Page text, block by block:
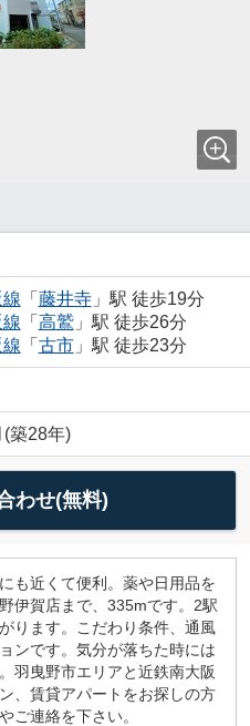
「 藤井寺」駅 徒歩19分
「 高鷲」駅 徒歩26分
「 古市」駅 徒歩23分
築28年)
わせ(無料)
も近くて便利。薬や日用品を
伊賀店まで、335mです。2駅
ります。こだわり条件、通風
ンです。気分が落ちた時には
羽曳野市エリアと近鉄南大阪
、賃貸アパートをお探しの方
ご連絡を下さい。